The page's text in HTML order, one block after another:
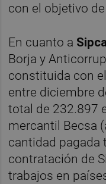
con el objetivo
En cuanto a
Borja y
constituida con
entre diciembre
total de 232.897
mercantil Becsa
cantidad pagada
contratación de
trabajos en